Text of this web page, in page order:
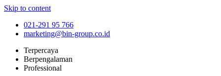
Skip to content
021-291 95 766
marketing@bin-group.co.id
Terpercaya
Berpengalaman
Professional